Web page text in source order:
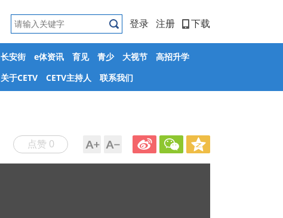
登录 注册 下载
长安街 e体资讯 育见 青少 大视节
高招升学
关于CETV CETV主持人 联系我们
点赞 0